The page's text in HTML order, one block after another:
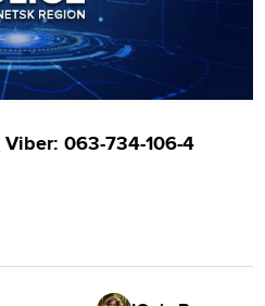
Viber: 063-734-106-4